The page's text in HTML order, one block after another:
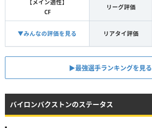
【メイン適性】
CF
リーグ評価
▼みんなの評価を見る リアタイ評価
▶︎最強選手ランキングを見る
バイロンバクストンのステータス